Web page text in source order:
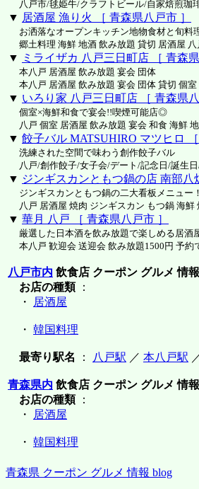
八戸市/毬姫牛/クラフトビール/自家焙煎珈
▼ 居酒屋 漁り火 ［ 青森県八戸市 ］
お洒落なオープンキッチン地物食材と旬料
郷土料理 海鮮 地酒 飲み放題 貸切 居酒屋
▼ ミライザカ 八戸三日町店 ［ 青森県
本八戸 居酒屋 飲み放題 宴会 団体
本八戸 居酒屋 飲み放題 宴会 団体 貸切 個室
▼ いろり家 八戸三日町店 ［ 青森県八
個室×海鮮和食で宴会!!喫煙可能店◎
八戸 個室 居酒屋 飲み放題 宴会 和食 海鮮
▼ 餃子バル MATSUHIRO マツヒロ ［
洗練された空間で味わう創作餃子バル
八戸/創作餃子/女子会/デート/記念日/誕生
▼ ジンギスカンともつ鍋の店 南部八
ジンギスカンともつ鍋の二大看板メニュー！
八戸 居酒屋 焼肉 ジンギスカン もつ鍋 海鮮
▼ 華月 八戸 ［ 青森県八戸市 ］
厳選した日本酒を飲み放題で楽しめる居酒
本八戸 歓迎会 送迎会 飲み放題1500円 予約
八戸市内 飲食店 クーポン グルメ 情報
お店の種類：
・
居酒屋
・ 韓国料理
最寄り駅名 ： 八戸駅 ／ 本八戸駅
青森県内 飲食店 クーポン グルメ 情報
お店の種類：
・
居酒屋
・ 韓国料理
青森県 クーポン グルメ 情報 blog